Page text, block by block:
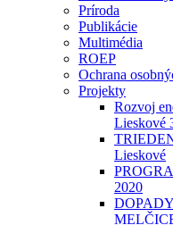
Príroda
Publikácie
Multimédia
ROEP
Ochrana
Projekty
Rozvoj
Lieskové
Lieskové
2020